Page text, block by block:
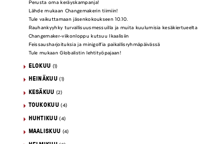
Perusta oma keräyskampanja!
Lähde mukaan Changemakerin tiimiin!
Tule vaikuttamaan jäsenkokoukseen 10.10.
Rauhankyyhky turvallisuusmessuilla ja muita kuulumisia kesäkiertueelta
Changemaker-viikonloppu kutsuu Ikaalisiin
Feissausharjoituksia ja minigolfia paikallisryhmäpäivässä
Tule mukaan Globalistin lehtityöpajaan!
ELOKUU (1)
HEINÄKUU (1)
KESÄKUU (2)
TOUKOKUU (4)
HUHTIKUU (4)
MAALISKUU (4)